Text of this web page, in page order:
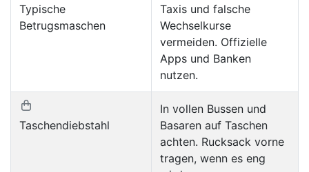
Typische
Betrugsmaschen
Taxis und falsche
Wechselkurse
vermeiden. Offizielle
Apps und Banken
nutzen.
Taschendiebstahl
In vollen Bussen und
Basaren auf Taschen
achten. Rucksack vorne
tragen, wenn es eng